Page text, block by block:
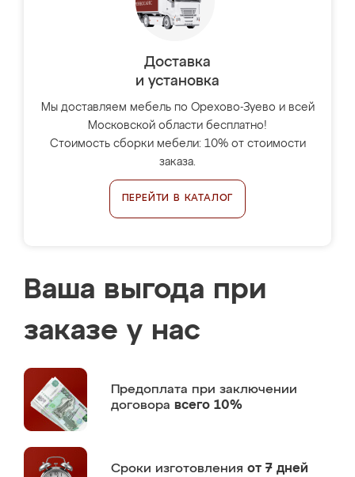
Доставка
и установка
Мы доставляем мебель по Орехово-Зуево и всей
Московской области бесплатно!
Стоимость сборки мебели: 10% от стоимости
заказа.
ПЕРЕЙТИ В КАТАЛОГ
Ваша выгода при
заказе у нас
Предоплата при заключении
договора всего 10%
Сроки изготовления от 7 дней